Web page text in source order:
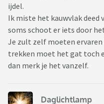
ijdel.
Ik miste het kauwvlak deed
soms schoot er iets door
Je zult zelf moeten ervaren
trekken moet het gat toch
dan merk je het vanzelf.
Daglichtlamp